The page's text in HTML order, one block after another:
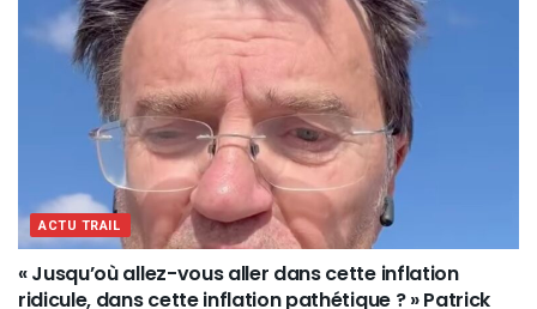
ACTU TRAIL
« Jusqu’où allez-vous aller dans cette inflation
ridicule, dans cette inflation pathétique ? » Patrick